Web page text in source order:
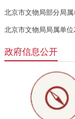
北京市文物局部分局
北京市文物局局属单
政府信息公开